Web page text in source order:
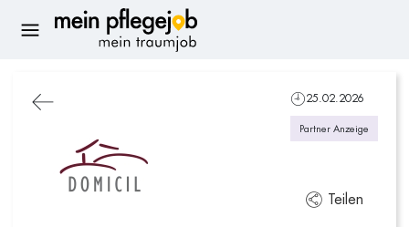
25.02.2026
Partner Anzeige
Teilen